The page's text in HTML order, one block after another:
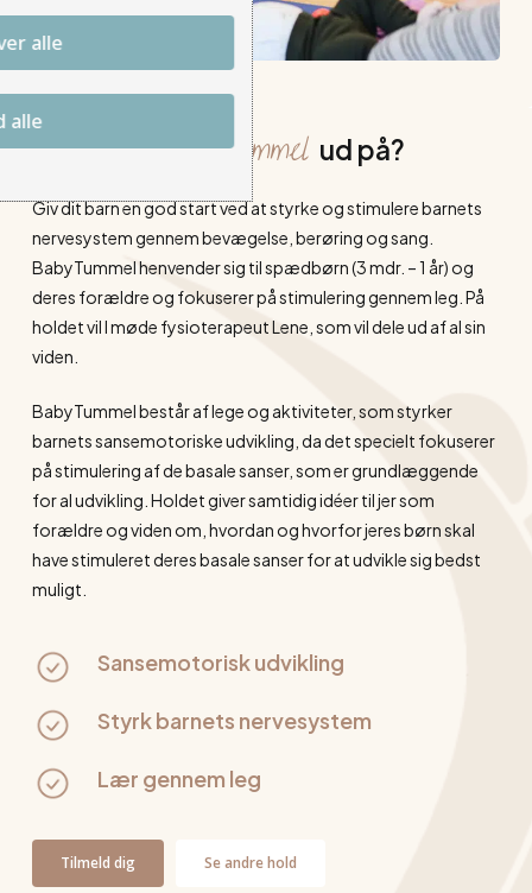
Hvad gårBabyTummel ud på?
Giv dit barn en god start ved at styrke og stimulere barnets
nervesystem gennem bevægelse, berøring og sang.
BabyTummel henvender sig til spædbørn (3 mdr. – 1 år) og
deres forældre og fokuserer på stimulering gennem leg. På
holdet vil I møde fysioterapeut Lene, som vil dele ud af al sin
viden.
BabyTummel består af lege og aktiviteter, som styrker
barnets sansemotoriske udvikling, da det specielt fokuserer
på stimulering af de basale sanser, som er grundlæggende
for al udvikling. Holdet giver samtidig idéer til jer som
forældre og viden om, hvordan og hvorfor jeres børn skal
have stimuleret deres basale sanser for at udvikle sig bedst
muligt.
Sansemotorisk udvikling
Styrk barnets nervesystem
Lær gennem leg
Tilmeld dig Se andre hold
alle
alle